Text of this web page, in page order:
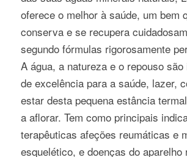
oferece o melhor à saúde, um bem
conserva e se recupera
segundo fórmulas rigorosamente
A água, a natureza e o repouso são
de excelência para a saúde, lazer,
estar desta pequena estância
a aflorar. Tem como principais
terapêuticas afeções reumáticas e
esquelético, e doenças do